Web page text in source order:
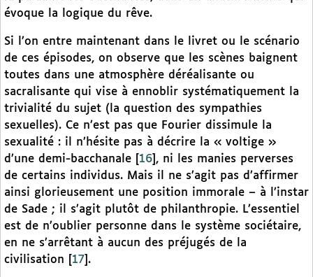
évoque la logique du rêve.
Si l’on entre maintenant dans le livret ou le scénario
de ces épisodes, on observe que les scènes baignent
toutes dans une atmosphère déréalisante ou
sacralisante qui vise à ennoblir systématiquement la
trivialité du sujet (la question des sympathies
sexuelles). Ce n’est pas que Fourier dissimule la
sexualité : il n’hésite pas à décrire la « voltige »
d’une demi-bacchanale
16 , ni les manies perverses
de certains individus. Mais il ne s’agit pas d’affirmer
ainsi glorieusement une position immorale – à l’instar
de Sade ; il s’agit plutôt de philanthropie. L’essentiel
est de n’oublier personne dans le système sociétaire,
en ne s’arrêtant à aucun des préjugés de la
civilisation
17 .